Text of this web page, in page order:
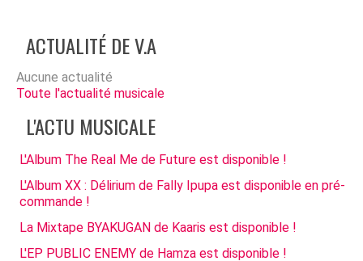
ACTUALITÉ DE V.A
Aucune actualité
Toute l'actualité musicale
L'ACTU MUSICALE
L'Album The Real Me de Future est disponible !
L'Album XX : Délirium de Fally Ipupa est disponible en pré-
commande !
La Mixtape BYAKUGAN de Kaaris est disponible !
L'EP PUBLIC ENEMY de Hamza est disponible !